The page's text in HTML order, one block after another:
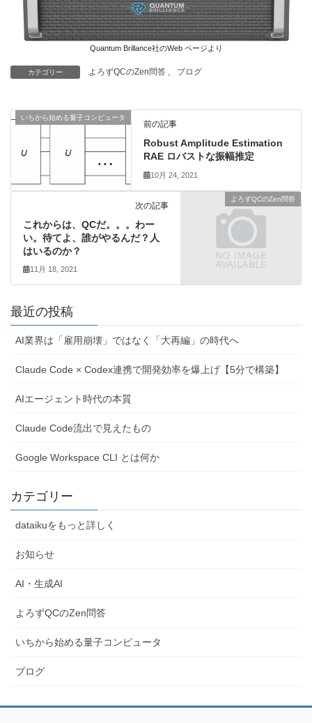
Quantum Brillance社のWeb ページより
カテゴリー よろずQCのZen問答 、 ブログ
いちから始める量子コンピュータ
前の記事
Robust Amplitude Estimation
RAE ロバストな振幅推定
10月 24, 2021
よろずQCのZen問答
次の記事
これからは、QCだ。。。わー
い。待てよ、誰がやるんだ？人
はいるのか？
11月 18, 2021
最近の投稿
AI業界は「雇用崩壊」ではなく「大再編」の時代へ
Claude Code × Codex連携で開発効率を爆上げ【5分で構築】
AIエージェント時代の本質
Claude Code流出で見えたもの
Google Workspace CLI とは何か
カテゴリー
dataikuをもっと詳しく
お知らせ
AI・生成AI
よろずQCのZen問答
いちから始める量子コンピュータ
ブログ